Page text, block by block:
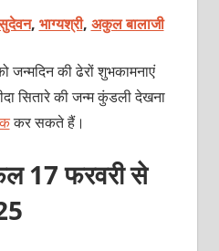
, भाग्यश्री, अकुल बालाजी
जन्मदिन की ढेरों शुभकामनाएं
सितारे की जन्म कुंडली देखना
कर सकते हैं।
17 फरवरी से